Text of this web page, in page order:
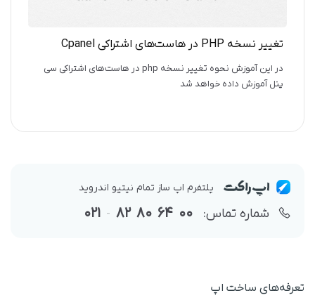
تغییر نسخه PHP در هاست‌های اشتراکی Cpanel
در این آموزش نحوه تغییر نسخه php در هاست‌های اشتراکی سی
پنل آموزش داده خواهد شد
پلتفرم اپ ساز تمام نیتیو اندروید
شماره تماس: 021 - 82 80 64 00
تعرفه‌های ساخت اپ